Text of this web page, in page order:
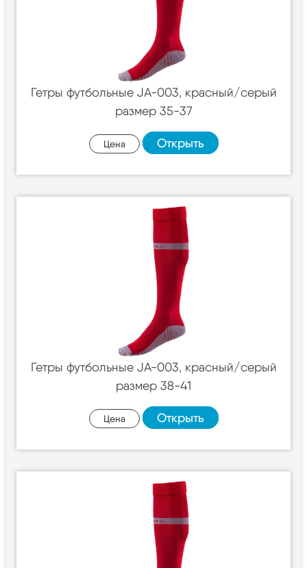
Гетры футбольные JA-003, красный/серый
размер 35-37
Цена Открыть
Гетры футбольные JA-003, красный/серый
размер 38-41
Цена Открыть